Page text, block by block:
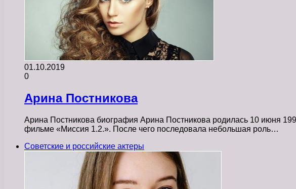
01.10.2019
0
Арина Постникова
Арина Постникова биография Арина Постникова родилась 10 июня
фильме «Миссия 1.2.». После чего последовала небольшая роль…
Советские и российские актеры